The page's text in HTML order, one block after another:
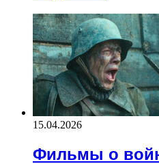
15.04.2026
Фильмы о